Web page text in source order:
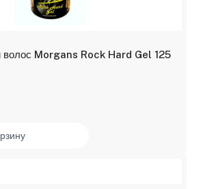
волос Morgans Rock Hard Gel 125